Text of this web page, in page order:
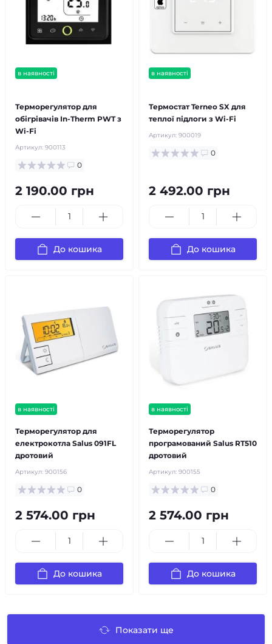
в наявності
Терморегулятор для
обігрівачів In-Therm PWT з
Wi-Fi
Артикул: 900113
0
2 190.00 грн
До кошика
в наявності
Термостат Terneo SX для
теплої підлоги з Wi-Fi
Артикул: 900019
0
2 492.00 грн
До кошика
в наявності
Терморегулятор для
електрокотла Salus 091FL
дротовий
Артикул: 900156
0
2 574.00 грн
До кошика
в наявності
Терморегулятор
програмований Salus RT510
дротовий
Артикул: 900155
0
2 574.00 грн
До кошика
Показати ще